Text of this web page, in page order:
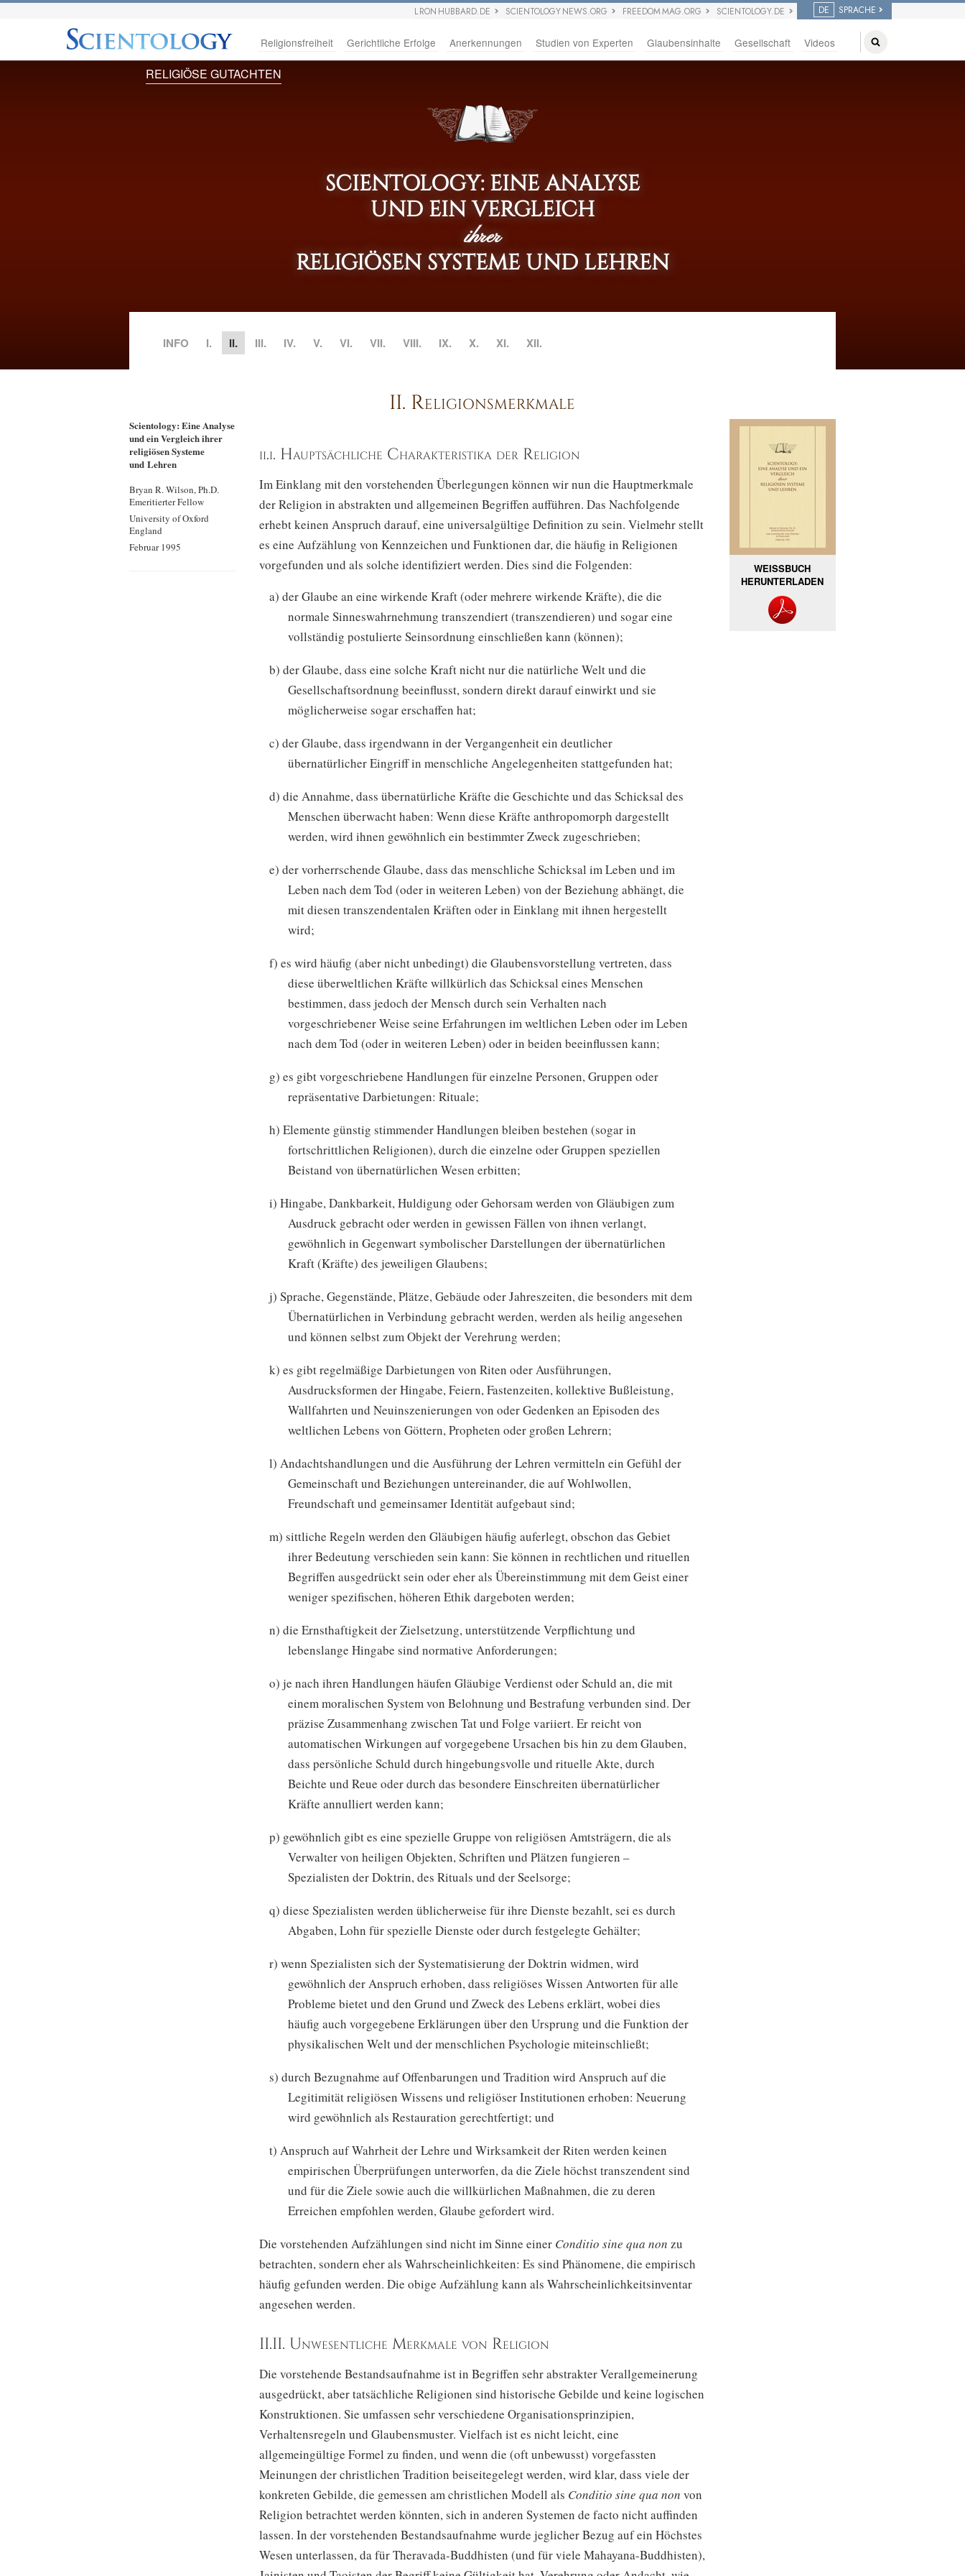
L RON HUBBARD.DE SCIENTOLOGY NEWS.ORG FREEDOM MAG.ORG SCIENTOLOGY.DE DE SPRACHE
Religionsfreiheit Gerichtliche Erfolge Anerkennungen Studien von Experten Glaubensinhalte Gesellschaft Videos
RELIGIÖSE GUTACHTEN
SCIENTOLOGY: EINE ANALYSE
UND EIN VERGLEICH
ihrer
RELIGIÖSEN SYSTEME UND LEHREN
INFO I. II. III. IV. V. VI. VII. VIII. IX. X. XI. XII.
Scientology: Eine Analyse
und ein Vergleich ihrer
religiösen Systeme
und Lehren
Bryan R. Wilson, Ph.D.
Emeritierter Fellow
University of Oxford
England
Februar 1995
II. Religionsmerkmale
ii.i. Hauptsächliche Charakteristika der Religion
Im Einklang mit den vorstehenden Überlegungen können wir nun die Hauptmerkmale
der Religion in abstrakten und allgemeinen Begriffen aufführen. Das Nachfolgende
erhebt keinen Anspruch darauf, eine universalgültige Definition zu sein. Vielmehr stellt
es eine Aufzählung von Kennzeichen und Funktionen dar, die häufig in Religionen
vorgefunden und als solche identifiziert werden. Dies sind die Folgenden:
a) der Glaube an eine wirkende Kraft (oder mehrere wirkende Kräfte), die die
normale Sinneswahrnehmung transzendiert (transzendieren) und sogar eine
vollständig postulierte Seinsordnung einschließen kann (können);
b) der Glaube, dass eine solche Kraft nicht nur die natürliche Welt und die
Gesellschaftsordnung beeinflusst, sondern direkt darauf einwirkt und sie
möglicherweise sogar erschaffen hat;
c) der Glaube, dass irgendwann in der Vergangenheit ein deutlicher
übernatürlicher Eingriff in menschliche Angelegenheiten stattgefunden hat;
d) die Annahme, dass übernatürliche Kräfte die Geschichte und das Schicksal des
Menschen überwacht haben: Wenn diese Kräfte anthropomorph dargestellt
werden, wird ihnen gewöhnlich ein bestimmter Zweck zugeschrieben;
e) der vorherrschende Glaube, dass das menschliche Schicksal im Leben und im
Leben nach dem Tod (oder in weiteren Leben) von der Beziehung abhängt, die
mit diesen transzendentalen Kräften oder in Einklang mit ihnen hergestellt
wird;
f) es wird häufig (aber nicht unbedingt) die Glaubensvorstellung vertreten, dass
diese überweltlichen Kräfte willkürlich das Schicksal eines Menschen
bestimmen, dass jedoch der Mensch durch sein Verhalten nach
vorgeschriebener Weise seine Erfahrungen im weltlichen Leben oder im Leben
nach dem Tod (oder in weiteren Leben) oder in beiden beeinflussen kann;
g) es gibt vorgeschriebene Handlungen für einzelne Personen, Gruppen oder
repräsentative Darbietungen: Rituale;
h) Elemente günstig stimmender Handlungen bleiben bestehen (sogar in
fortschrittlichen Religionen), durch die einzelne oder Gruppen speziellen
Beistand von übernatürlichen Wesen erbitten;
i) Hingabe, Dankbarkeit, Huldigung oder Gehorsam werden von Gläubigen zum
Ausdruck gebracht oder werden in gewissen Fällen von ihnen verlangt,
gewöhnlich in Gegenwart symbolischer Darstellungen der übernatürlichen
Kraft (Kräfte) des jeweiligen Glaubens;
j) Sprache, Gegenstände, Plätze, Gebäude oder Jahreszeiten, die besonders mit dem
Übernatürlichen in Verbindung gebracht werden, werden als heilig angesehen
und können selbst zum Objekt der Verehrung werden;
k) es gibt regelmäßige Darbietungen von Riten oder Ausführungen,
Ausdrucksformen der Hingabe, Feiern, Fastenzeiten, kollektive Bußleistung,
Wallfahrten und Neuinszenierungen von oder Gedenken an Episoden des
weltlichen Lebens von Göttern, Propheten oder großen Lehrern;
l) Andachtshandlungen und die Ausführung der Lehren vermitteln ein Gefühl der
Gemeinschaft und Beziehungen untereinander, die auf Wohlwollen,
Freundschaft und gemeinsamer Identität aufgebaut sind;
m) sittliche Regeln werden den Gläubigen häufig auferlegt, obschon das Gebiet
ihrer Bedeutung verschieden sein kann: Sie können in rechtlichen und rituellen
Begriffen ausgedrückt sein oder eher als Übereinstimmung mit dem Geist einer
weniger spezifischen, höheren Ethik dargeboten werden;
n) die Ernsthaftigkeit der Zielsetzung, unterstützende Verpflichtung und
lebenslange Hingabe sind normative Anforderungen;
o) je nach ihren Handlungen häufen Gläubige Verdienst oder Schuld an, die mit
einem moralischen System von Belohnung und Bestrafung verbunden sind. Der
präzise Zusammenhang zwischen Tat und Folge variiert. Er reicht von
automatischen Wirkungen auf vorgegebene Ursachen bis hin zu dem Glauben,
dass persönliche Schuld durch hingebungsvolle und rituelle Akte, durch
Beichte und Reue oder durch das besondere Einschreiten übernatürlicher
Kräfte annulliert werden kann;
p) gewöhnlich gibt es eine spezielle Gruppe von religiösen Amtsträgern, die als
Verwalter von heiligen Objekten, Schriften und Plätzen fungieren –
Spezialisten der Doktrin, des Rituals und der Seelsorge;
q) diese Spezialisten werden üblicherweise für ihre Dienste bezahlt, sei es durch
Abgaben, Lohn für spezielle Dienste oder durch festgelegte Gehälter;
r) wenn Spezialisten sich der Systematisierung der Doktrin widmen, wird
gewöhnlich der Anspruch erhoben, dass religiöses Wissen Antworten für alle
Probleme bietet und den Grund und Zweck des Lebens erklärt, wobei dies
häufig auch vorgegebene Erklärungen über den Ursprung und die Funktion der
physikalischen Welt und der menschlichen Psychologie miteinschließt;
s) durch Bezugnahme auf Offenbarungen und Tradition wird Anspruch auf die
Legitimität religiösen Wissens und religiöser Institutionen erhoben: Neuerung
wird gewöhnlich als Restauration gerechtfertigt; und
t) Anspruch auf Wahrheit der Lehre und Wirksamkeit der Riten werden keinen
empirischen Überprüfungen unterworfen, da die Ziele höchst transzendent sind
und für die Ziele sowie auch die willkürlichen Maßnahmen, die zu deren
Erreichen empfohlen werden, Glaube gefordert wird.
Die vorstehenden Aufzählungen sind nicht im Sinne einer Conditio sine qua non zu
betrachten, sondern eher als Wahrscheinlichkeiten: Es sind Phänomene, die empirisch
häufig gefunden werden. Die obige Aufzählung kann als Wahrscheinlichkeitsinventar
angesehen werden.
II.II. Unwesentliche Merkmale von Religion
Die vorstehende Bestandsaufnahme ist in Begriffen sehr abstrakter Verallgemeinerung
ausgedrückt, aber tatsächliche Religionen sind historische Gebilde und keine logischen
Konstruktionen. Sie umfassen sehr verschiedene Organisationsprinzipien,
Verhaltensregeln und Glaubensmuster. Vielfach ist es nicht leicht, eine
allgemeingültige Formel zu finden, und wenn die (oft unbewusst) vorgefassten
Meinungen der christlichen Tradition beiseitegelegt werden, wird klar, dass viele der
konkreten Gebilde, die gemessen am christlichen Modell als Conditio sine qua non von
Religion betrachtet werden könnten, sich in anderen Systemen de facto nicht auffinden
lassen. In der vorstehenden Bestandsaufnahme wurde jeglicher Bezug auf ein Höchstes
Wesen unterlassen, da für Theravada-Buddhisten (und für viele Mahayana-Buddhisten),
WEISSBUCH
HERUNTERLADEN